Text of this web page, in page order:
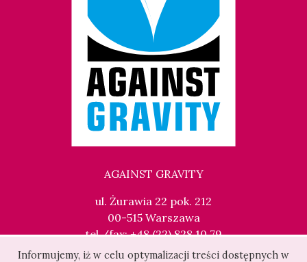
Informujemy, iż w celu optymalizacji treści dostępnych w
AGAINST GRAVITY
ul. Żurawia 22 pok. 212
00-515 Warszawa
tel./fax: +48 (22) 828 10 79
kontakt@againstgravity.pl